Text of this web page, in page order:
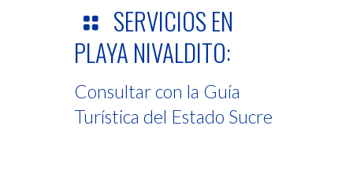
SERVICIOS EN
PLAYA NIVALDITO:
Consultar con la Guía
Turística del Estado Sucre